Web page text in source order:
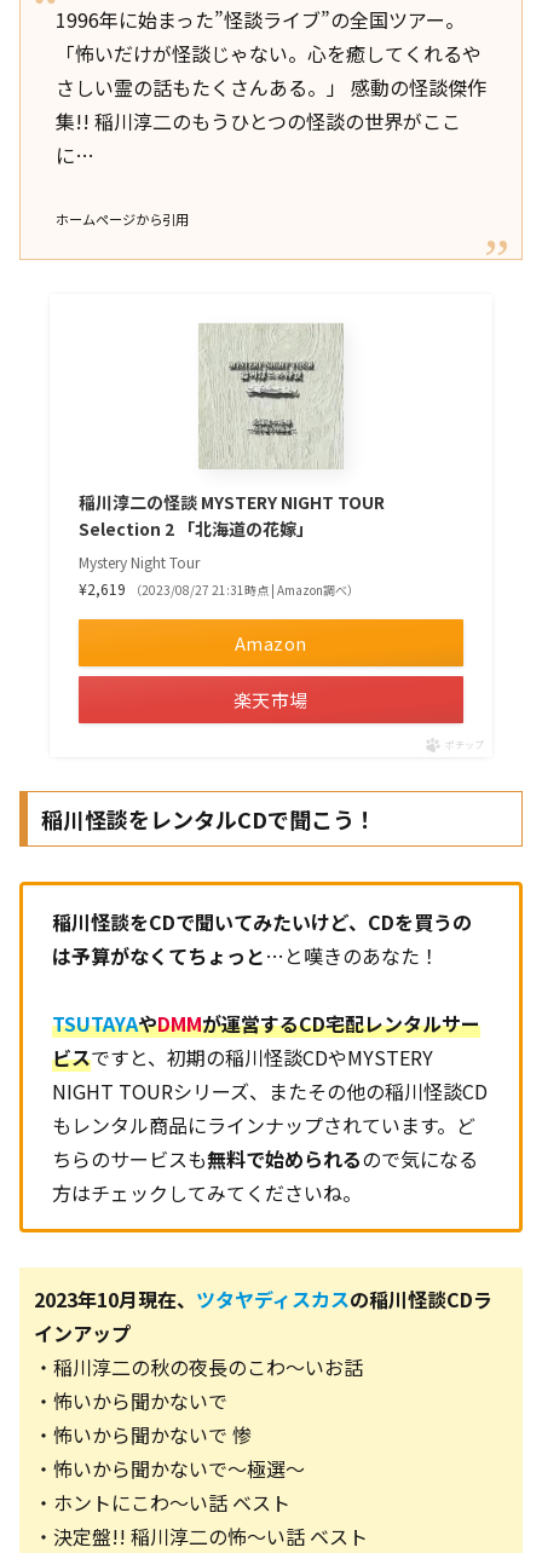
1996年に始まった”怪談ライブ”の全国ツアー。
「怖いだけが怪談じゃない。心を癒してくれるや
さしい霊の話もたくさんある。」 感動の怪談傑作
集!! 稲川淳二のもうひとつの怪談の世界がここ
に…
ホームページから引用
稲川淳二の怪談 MYSTERY NIGHT TOUR
Selection 2 「北海道の花嫁」
Mystery Night Tour
¥2,619
（2023/08/27 21:31時点 | Amazon調べ）
Amazon
楽天市場
ポチップ
稲川怪談をレンタルCDで聞こう！
稲川怪談をCDで聞いてみたいけど、CDを買うの
は予算がなくてちょっと…と嘆きのあなた！
TSUTAYAやDMMが運営するCD宅配レンタルサー
ビスですと、初期の稲川怪談CDやMYSTERY
NIGHT TOURシリーズ、またその他の稲川怪談CD
もレンタル商品にラインナップされています。ど
ちらのサービスも無料で始められるので気になる
方はチェックしてみてくださいね。
2023年10月現在、 ツタヤディスカスの稲川怪談CDラ
インアップ
・稲川淳二の秋の夜長のこわ～いお話
・怖いから聞かないで
・怖いから聞かないで 惨
・怖いから聞かないで～極選～
・ホントにこわ～い話 ベスト
・決定盤!! 稲川淳二の怖～い話 ベスト